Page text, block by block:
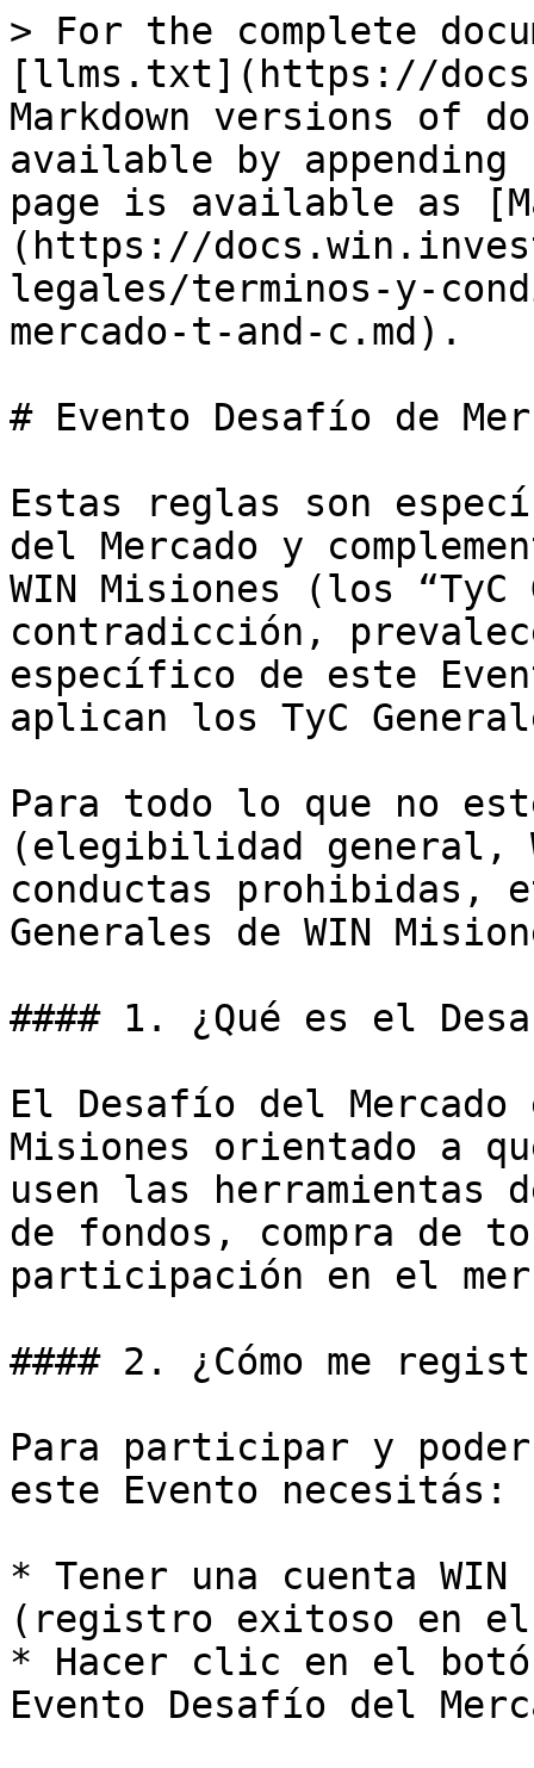
> For the complete
[llms.txt](https://
Markdown versions of
available by
page is available as
(https://
legales/terminos-y-
mercado-t-and-c.md).
# Evento Desafío de
Estas reglas son
del Mercado y
WIN Misiones (los
contradicción,
específico de este
aplican los TyC
Para todo lo que no
(elegibilidad general,
conductas prohibidas,
Generales de WIN
#### 1. ¿Qué es el
El Desafío del Mercado
Misiones orientado a
usen las herramientas
de fondos, compra de
participación en el
#### 2. ¿Cómo me
Para participar y
este Evento necesitás:
* Tener una cuenta
(registro exitoso en
* Hacer clic en el
Evento Desafío del